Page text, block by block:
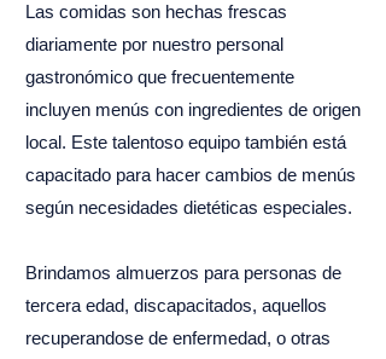
Las comidas son hechas frescas
diariamente por nuestro personal
gastronómico que frecuentemente
incluyen menús con ingredientes de origen
local. Este talentoso equipo también está
capacitado para hacer cambios de menús
según necesidades dietéticas especiales.
Brindamos almuerzos para personas de
tercera edad, discapacitados, aquellos
recuperandose de enfermedad, o otras